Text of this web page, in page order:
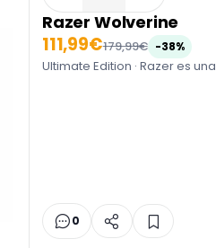
Razer Wolverine
111,99€179,99€ -38%
Ultimate Edition · Razer es
0